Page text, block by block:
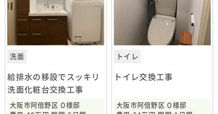
洗面
給排水の移設でスッキリ
洗面化粧台交換工事
大阪市阿倍野区 O様邸
トイレ
トイレ交換工事
大阪市阿倍野区 O様邸